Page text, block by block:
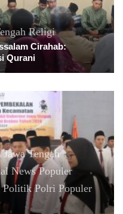
Religi
Cirahab:
Qurani
Jawa Tengah
News Populer
Politik Polri Populer